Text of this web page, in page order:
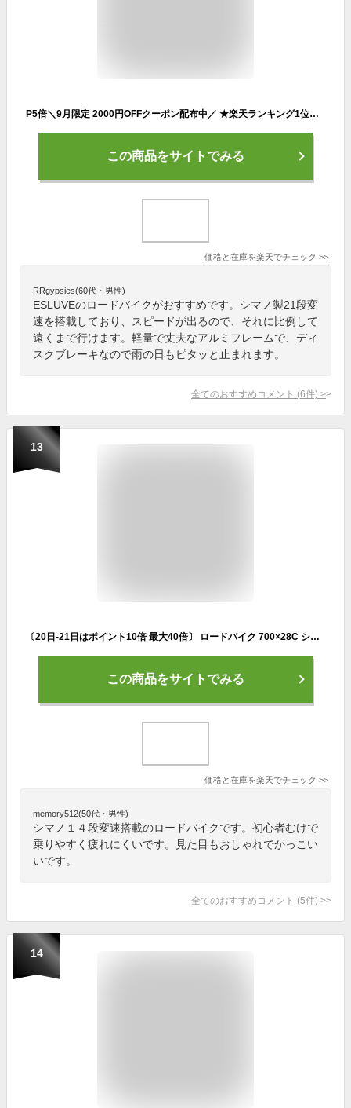
P5倍＼9月限定 2000円OFFクーポン配布中／ ★楽天ランキング1位★ ESLUVE ロードバイク シマノ 製 21段変速 軽量 シマノ 自転車 ドロップハンドル フラットハンドル スポーツ自転車 クロスバイク アウトドア 初心者 スポーツバイク 700*28C 通勤 通学 街乗り 入学 1年保証
この商品をサイトでみる
価格と在庫を楽天でチェック >>
RRgypsies(60代・男性)
ESLUVEのロードバイクがおすすめです。シマノ製21段変
速を搭載しており、スピードが出るので、それに比例して
遠くまで行けます。軽量で丈夫なアルミフレームで、ディ
スクブレーキなので雨の日もピタッと止まれます。
全てのおすすめコメント (6件) >
13
〔20日-21日はポイント10倍 最大40倍〕 ロードバイク 700×28C シマノ14段変速搭載 初心者 女性 おすすめ 人気 スポーツ 自転車 自転車本体 車体 誕生日 通勤 通学 誕生日 ギフト 送料無料 〔700c〕
この商品をサイトでみる
価格と在庫を楽天でチェック >>
memory512(50代・男性)
シマノ１４段変速搭載のロードバイクです。初心者むけで
乗りやすく疲れにくいです。見た目もおしゃれでかっこい
いです。
全てのおすすめコメント (5件) >
14